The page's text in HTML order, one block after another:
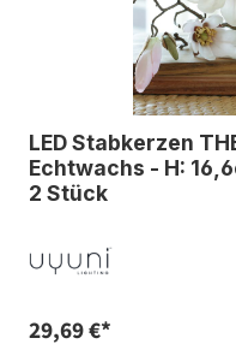
LED Stabkerzen
Echtwachs - H:
2 Stück
29,69 €*